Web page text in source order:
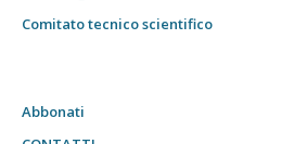
Comitato tecnico scientifico
Abbonati